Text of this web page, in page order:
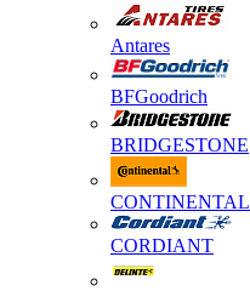
Antares
BFGoodrich
BRIDGESTONE
CONTINENTAL
CORDIANT